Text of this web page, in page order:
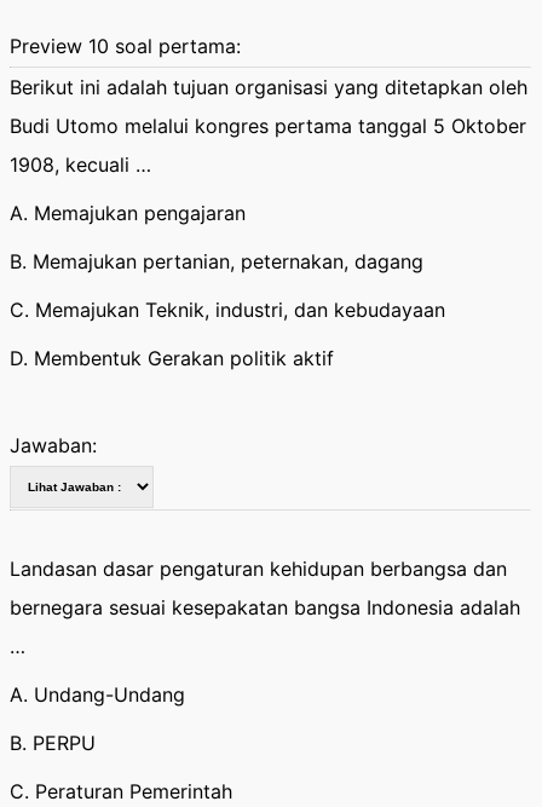
Preview 10 soal pertama:
Berikut ini adalah tujuan organisasi yang ditetapkan oleh
Budi Utomo melalui kongres pertama tanggal 5 Oktober
1908, kecuali …
A. Memajukan pengajaran
B. Memajukan pertanian, peternakan, dagang
C. Memajukan Teknik, industri, dan kebudayaan
D. Membentuk Gerakan politik aktif
Jawaban:
Landasan dasar pengaturan kehidupan berbangsa dan
bernegara sesuai kesepakatan bangsa Indonesia adalah
…
A. Undang-Undang
B. PERPU
C. Peraturan Pemerintah